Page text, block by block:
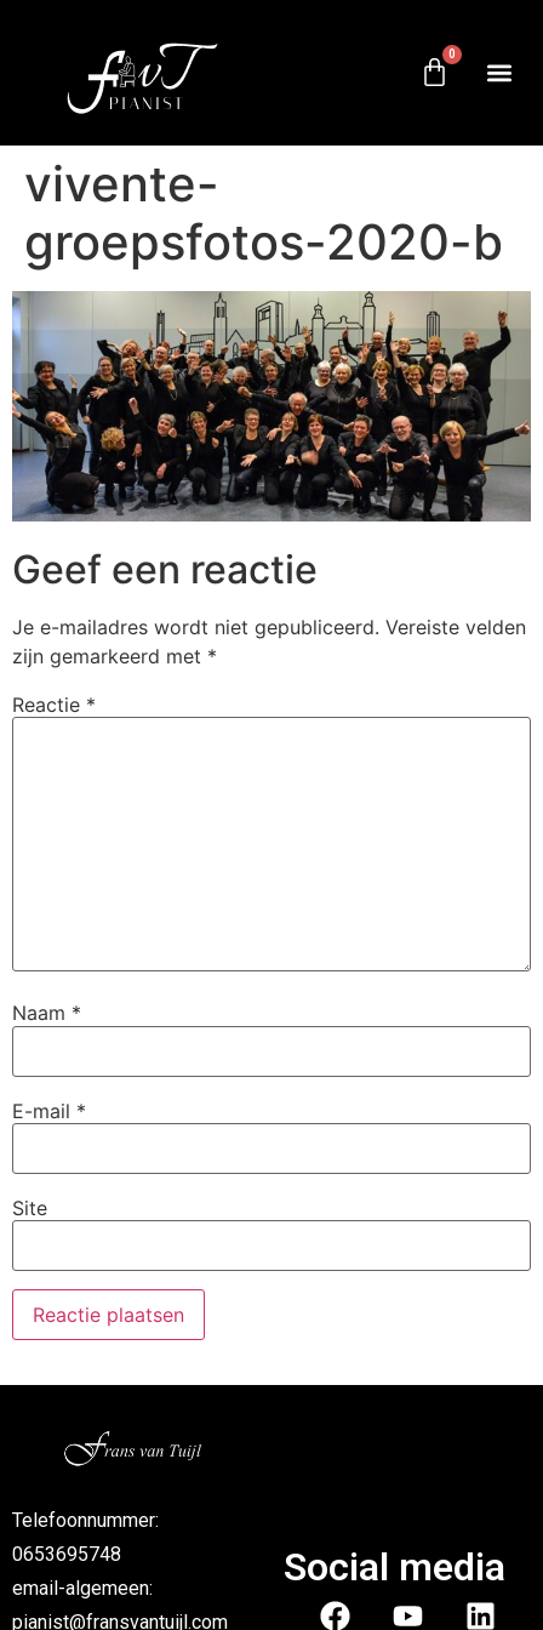
0
vivente-
groepsfotos-2020-b
Geef een reactie
Je e-mailadres wordt niet gepubliceerd. Vereiste velden
zijn gemarkeerd met *
Reactie *
Naam *
E-mail *
Site
Telefoonnummer:
0653695748
email-algemeen:
pianist@fransvantuijl.com
Social media